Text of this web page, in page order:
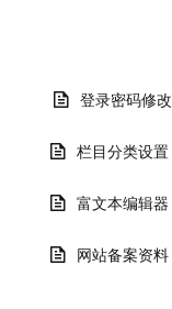
登录密码修改
栏目分类设置
富文本编辑器
网站备案资料